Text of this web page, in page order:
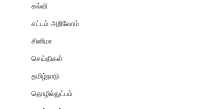
கல்வி
சட்டம் அறிவோம்
சினிமா
செய்திகள்
தமிழ்நாடு
தொழில்நுட்பம்